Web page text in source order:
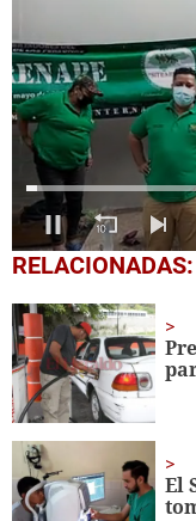
0
seconds
1
minute,
17
seconds
RELACIONADAS:
El